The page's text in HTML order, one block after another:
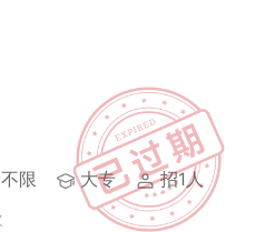
限 大专 招1人